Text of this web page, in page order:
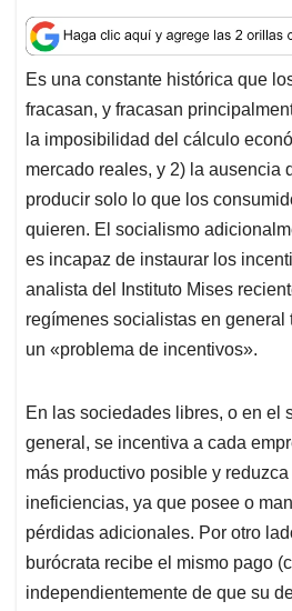
a
t
s
A
p
p
c
e
b
o
o
k
n
k
e
d
I
n
a
i
l
r
e
a
d
s
Es una constante histórica que
fracasan, y fracasan
la imposibilidad del cálculo
mercado reales, y 2) la ausencia
producir solo lo que los
quieren. El socialismo
es incapaz de instaurar los
analista del Instituto Mises
regímenes socialistas en general
un «problema de incentivos».
En las sociedades libres, o en el
general, se incentiva a cada
más productivo posible y
ineficiencias, ya que posee o
pérdidas adicionales. Por otro
burócrata recibe el mismo pago
independientemente de que su